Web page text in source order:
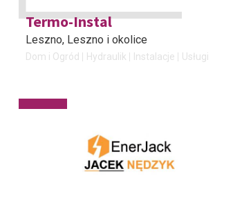
Termo-Instal
Leszno, Leszno i okolice
Dom i Ogród Hydraulik Instalacje Usługi